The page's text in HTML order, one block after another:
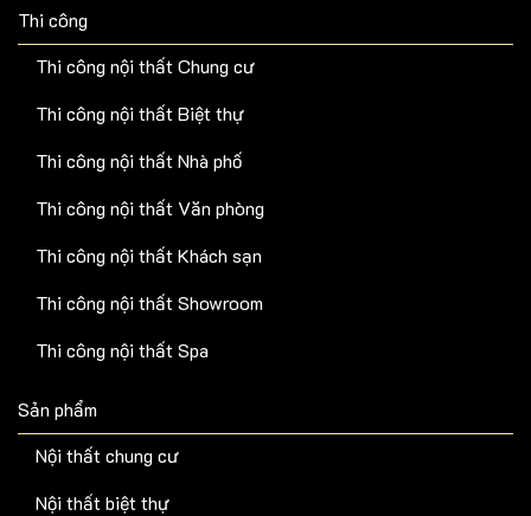
Thi công
Thi công nội thất Chung cư
Thi công nội thất Biệt thự
Thi công nội thất Nhà phố
Thi công nội thất Văn phòng
Thi công nội thất Khách sạn
Thi công nội thất Showroom
Thi công nội thất Spa
Sản phẩm
Nội thất chung cư
Nội thất biệt thự